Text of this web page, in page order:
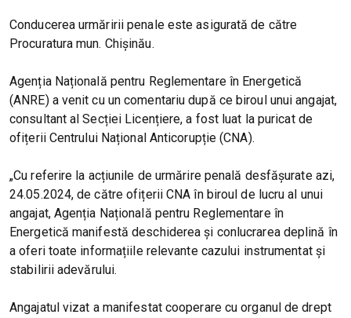
Conducerea urmăririi penale este asigurată de către
Procuratura mun. Chișinău.
Agenția Națională pentru Reglementare în Energetică
(ANRE) a venit cu un comentariu după ce biroul unui angajat,
consultant al Secției Licențiere, a fost luat la puricat de
ofițerii Centrului Național Anticorupție (CNA).
„Cu referire la acțiunile de urmărire penală desfășurate azi,
24.05.2024, de către ofițerii CNA în biroul de lucru al unui
angajat, Agenția Națională pentru Reglementare în
Energetică manifestă deschiderea și conlucrarea deplină în
a oferi toate informațiile relevante cazului instrumentat și
stabilirii adevărului.
Angajatul vizat a manifestat cooperare cu organul de drept